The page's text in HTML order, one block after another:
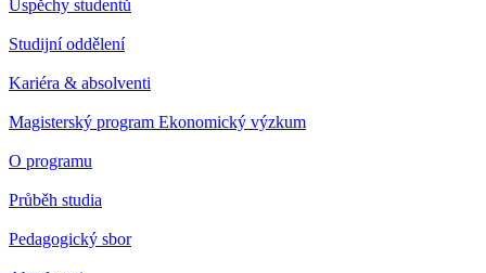
Úspěchy studentů
Studijní oddělení
Kariéra & absolventi
Magisterský program Ekonomický výzkum
O programu
Průběh studia
Pedagogický sbor